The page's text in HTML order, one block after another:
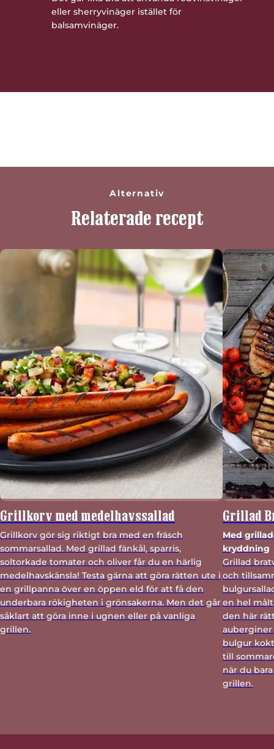
eller sherryvinäger istället för
balsamvinäger.
Alternativ
Relaterade recept
Grillkorv med medelhavssallad
Grillkorv gör sig riktigt bra med en fräsch
sommarsallad. Med grillad fänkål, sparris,
soltorkade tomater och oliver får du en härlig
medelhavskänsla! Testa gärna att göra rätten ute i
en grillpanna över en öppen eld för att få den
underbara rökigheten i grönsakerna. Men det går
såklart att göra inne i ugnen eller på vanliga
grillen.
Grillad
Med
kryddning
Grillad
och
en hel
den här
bulgur
till
när du
grillen.